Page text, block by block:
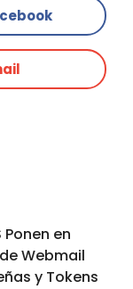
en
Webmail
y Tokens